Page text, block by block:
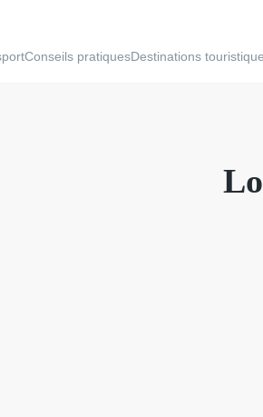
Conseils pratiquesDestinations